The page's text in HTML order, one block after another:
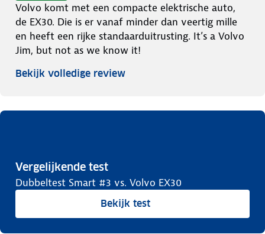
Volvo komt met een compacte elektrische auto,
de EX30. Die is er vanaf minder dan veertig mille
en heeft een rijke standaarduitrusting. It’s a Volvo
Jim, but not as we know it!
Bekijk volledige review
Vergelijkende test
Dubbeltest Smart #3 vs. Volvo EX30
Bekijk test